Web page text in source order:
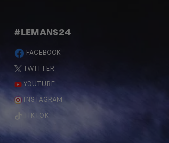
#LEMANS24
FACEBOOK
TWITTER
YOUTUBE
INSTAGRAM
TIKTOK